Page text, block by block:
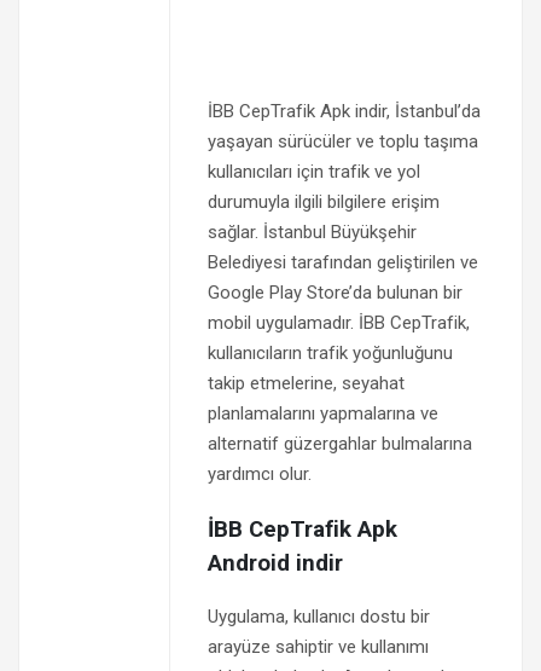
İBB CepTrafik Apk indir, İstanbul’da
yaşayan sürücüler ve toplu taşıma
kullanıcıları için trafik ve yol
durumuyla ilgili bilgilere erişim
sağlar. İstanbul Büyükşehir
Belediyesi tarafından geliştirilen ve
Google Play Store’da bulunan bir
mobil uygulamadır. İBB CepTrafik,
kullanıcıların trafik yoğunluğunu
takip etmelerine, seyahat
planlamalarını yapmalarına ve
alternatif güzergahlar bulmalarına
yardımcı olur.
İBB CepTrafik Apk
Android indir
Uygulama, kullanıcı dostu bir
arayüze sahiptir ve kullanımı